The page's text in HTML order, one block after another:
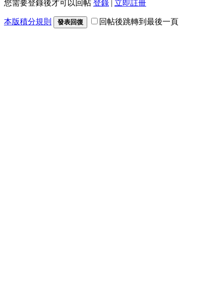
您需要登錄後才可以回帖 登錄 | 立即註冊
本版積分規則 發表回復 回帖後跳轉到最後一頁